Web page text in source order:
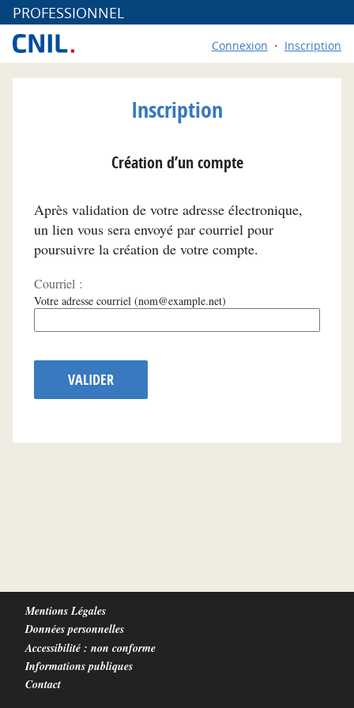
PROFESSIONNEL
Connexion Inscription
Inscription
Création d’un compte
Après validation de votre adresse électronique,
un lien vous sera envoyé par courriel pour
poursuivre la création de votre compte.
Courriel :
*
Votre adresse courriel (nom@example.net)
VALIDER
Mentions Légales
Données personnelles
Accessibilité : non conforme
Informations publiques
Contact